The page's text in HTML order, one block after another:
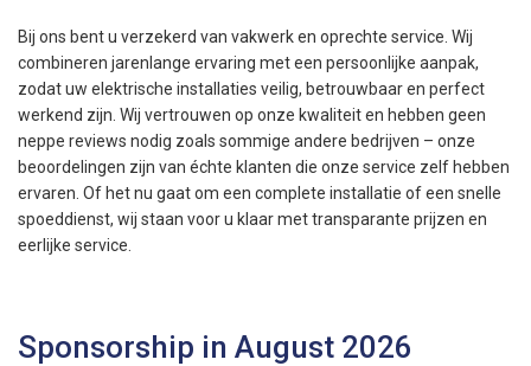
Bij ons bent u verzekerd van vakwerk en oprechte service. Wij
combineren jarenlange ervaring met een persoonlijke aanpak,
zodat uw elektrische installaties veilig, betrouwbaar en perfect
werkend zijn. Wij vertrouwen op onze kwaliteit en hebben geen
neppe reviews nodig zoals sommige andere bedrijven – onze
beoordelingen zijn van échte klanten die onze service zelf hebben
ervaren. Of het nu gaat om een complete installatie of een snelle
spoeddienst, wij staan voor u klaar met transparante prijzen en
eerlijke service.
Sponsorship in August 2026